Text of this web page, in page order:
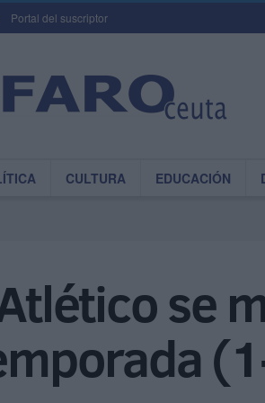
Portal del suscriptor
CULTURA EDUCACIÓN
se